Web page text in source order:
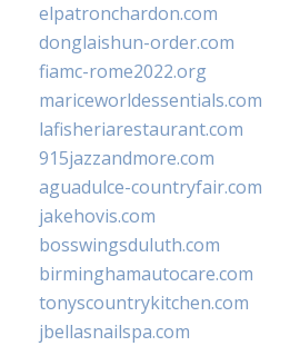
elpatronchardon.com
donglaishun-order.com
fiamc-rome2022.org
mariceworldessentials.com
lafisheriarestaurant.com
915jazzandmore.com
aguadulce-countryfair.com
jakehovis.com
bosswingsduluth.com
birminghamautocare.com
tonyscountrykitchen.com
jbellasnailspa.com